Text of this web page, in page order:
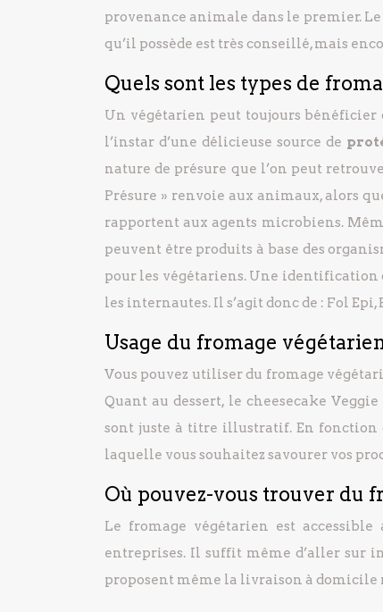
provenance animale dans le premier. Le
qu’il possède est très conseillé, mais
Quels sont les types de
Un végétarien peut toujours
l’instar d’une délicieuse source de
nature de présure que l’on peut
Présure » renvoie aux animaux, alors
rapportent aux agents microbiens.
peuvent être produits à base des
pour les végétariens. Une identification
les internautes. Il s’agit donc de : Fol Epi,
Usage du fromage
Vous pouvez utiliser du fromage
Quant au dessert, le cheesecake
sont juste à titre illustratif. En fonction
laquelle vous souhaitez savourer vos
Où pouvez-vous trouver du
Le fromage végétarien est
entreprises. Il suffit même d’aller sur
proposent même la livraison à domicile